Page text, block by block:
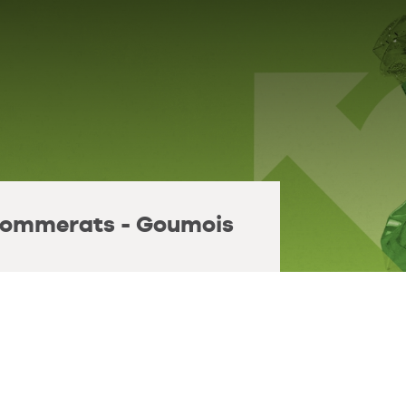
- Goumois